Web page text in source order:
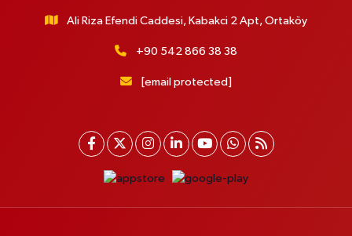
Ali Riza Efendi Caddesi, Kabakci 2 Apt, Ortaköy
+90 542 866 38 38
[email protected]